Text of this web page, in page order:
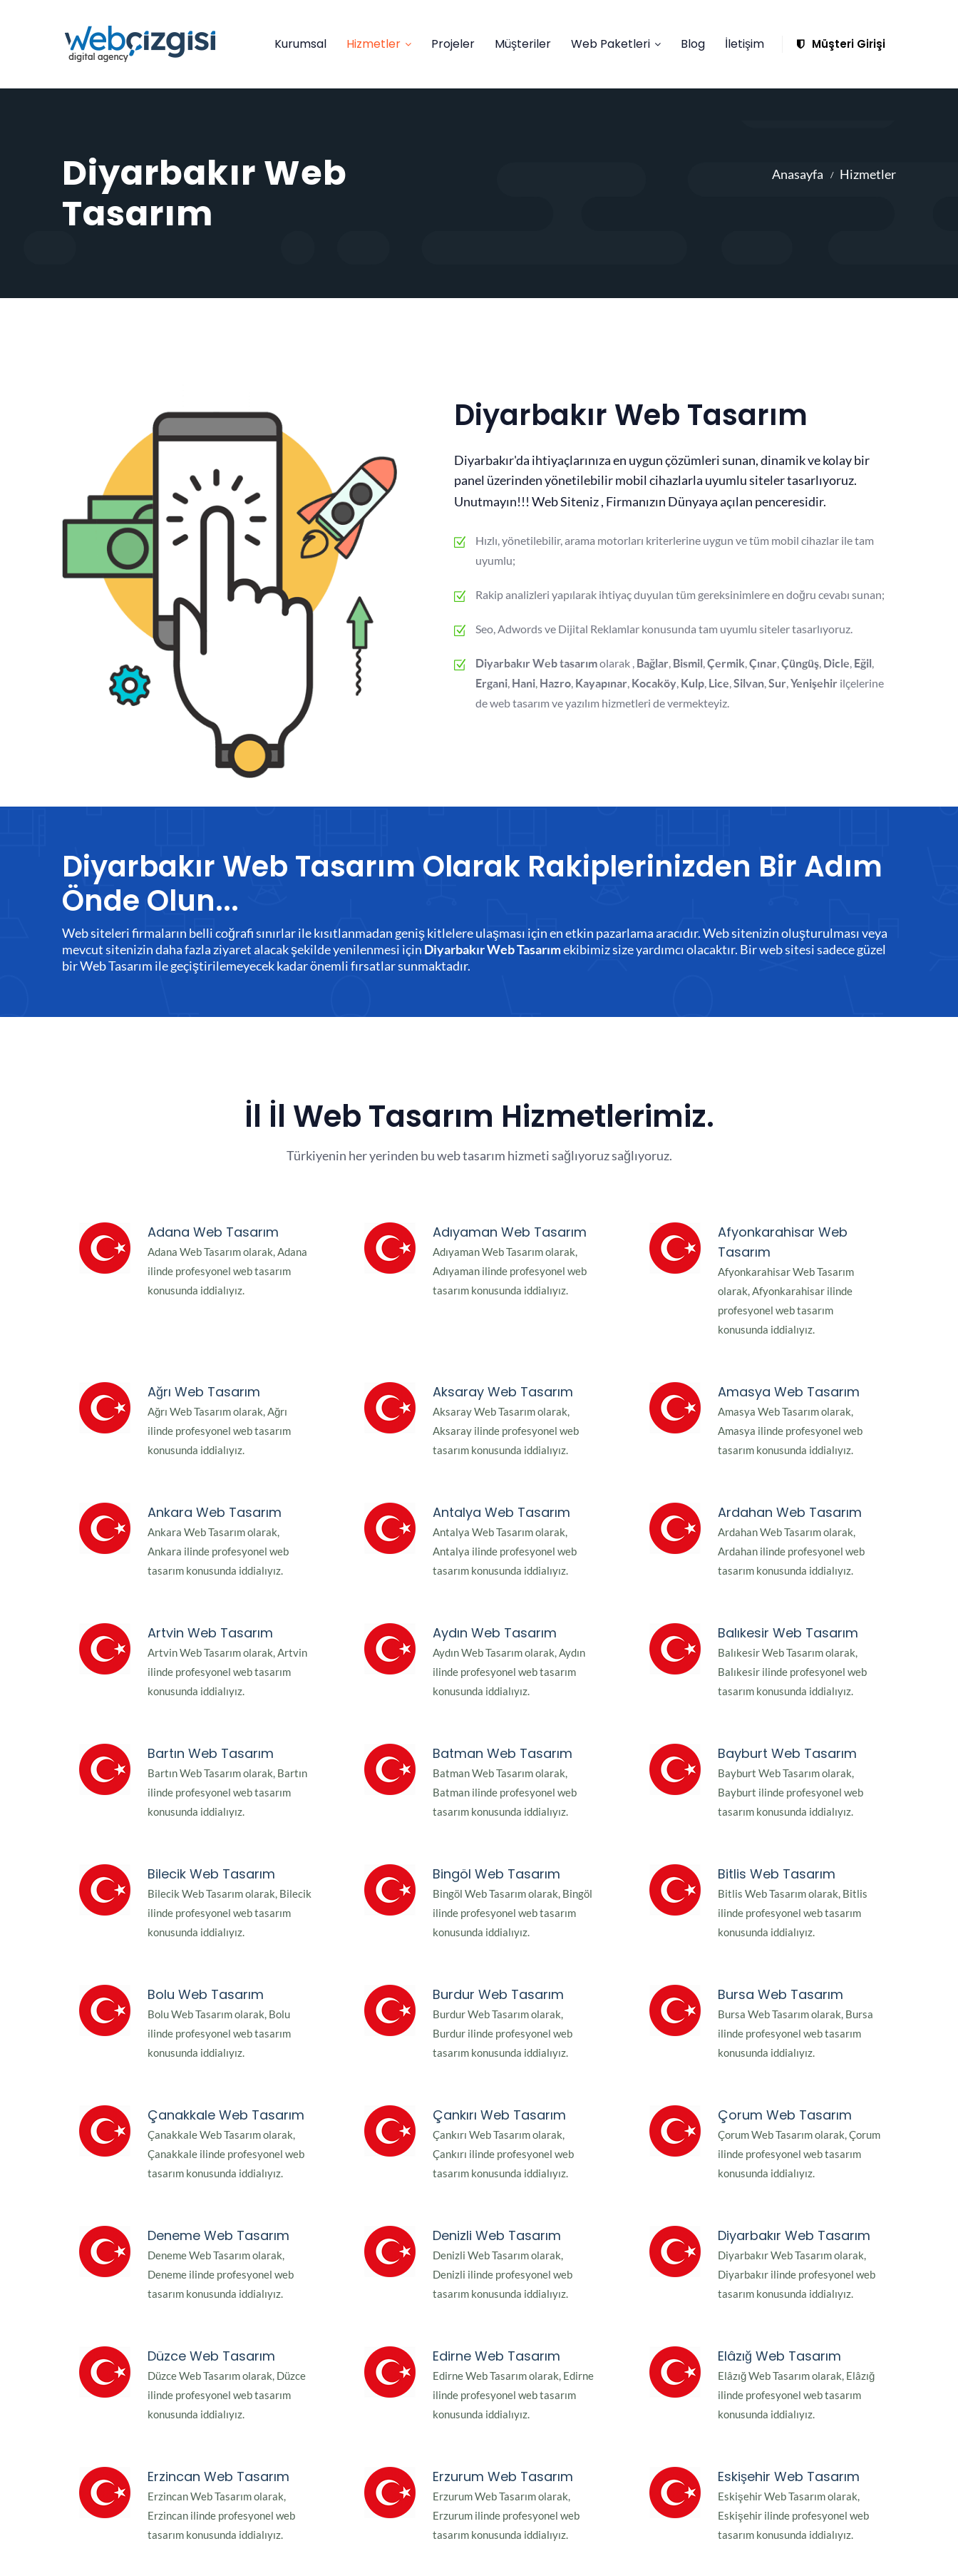
Kurumsal Hizmetler Projeler Müşteriler Web Paketleri Blog İletişim Müşteri Girişi
Diyarbakır Web
Tasarım
Anasayfa Hizmetler
Diyarbakır Web Tasarım
Diyarbakır'da ihtiyaçlarınıza en uygun çözümleri sunan, dinamik ve kolay bir
panel üzerinden yönetilebilir mobil cihazlarla uyumlu siteler tasarlıyoruz.
Unutmayın!!! Web Siteniz , Firmanızın Dünyaya açılan penceresidir.
Hızlı, yönetilebilir, arama motorları kriterlerine uygun ve tüm mobil cihazlar ile tam
uyumlu;
Rakip analizleri yapılarak ihtiyaç duyulan tüm gereksinimlere en doğru cevabı sunan;
Seo, Adwords ve Dijital Reklamlar konusunda tam uyumlu siteler tasarlıyoruz.
Diyarbakır Web tasarımolarak , Bağlar, Bismil,Çermik,Çınar,Çüngüş, Dicle, Eğil,
Ergani, Hani, Hazro, Kayapınar, Kocaköy, Kulp, Lice,Silvan,Sur,Yenişehir ilçelerine
de web tasarım ve yazılım hizmetleri de vermekteyiz.
Diyarbakır Web Tasarım Olarak Rakiplerinizden Bir Adım
Önde Olun...
Web siteleri firmaların belli coğrafi sınırlar ile kısıtlanmadan geniş kitlelere ulaşması için en etkin pazarlama aracıdır. Web sitenizin oluşturulması veya
mevcut sitenizin daha fazla ziyaret alacak şekilde yenilenmesi için Diyarbakır Web Tasarımekibimiz size yardımcı olacaktır. Bir web sitesi sadece güzel
bir Web Tasarım ile geçiştirilemeyecek kadar önemli fırsatlar sunmaktadır.
İl İl Web Tasarım Hizmetlerimiz.
Türkiyenin her yerinden bu web tasarım hizmeti sağlıyoruz sağlıyoruz.
Adana Web Tasarım
Adana Web Tasarım olarak, Adana
ilinde profesyonel web tasarım
konusunda iddialıyız.
Adıyaman Web Tasarım
Adıyaman Web Tasarım olarak,
Adıyaman ilinde profesyonel web
tasarım konusunda iddialıyız.
Afyonkarahisar Web
Tasarım
Afyonkarahisar Web Tasarım
olarak, Afyonkarahisar ilinde
profesyonel web tasarım
konusunda iddialıyız.
Ağrı Web Tasarım
Ağrı Web Tasarım olarak, Ağrı
ilinde profesyonel web tasarım
konusunda iddialıyız.
Aksaray Web Tasarım
Aksaray Web Tasarım olarak,
Aksaray ilinde profesyonel web
tasarım konusunda iddialıyız.
Amasya Web Tasarım
Amasya Web Tasarım olarak,
Amasya ilinde profesyonel web
tasarım konusunda iddialıyız.
Ankara Web Tasarım
Ankara Web Tasarım olarak,
Ankara ilinde profesyonel web
tasarım konusunda iddialıyız.
Antalya Web Tasarım
Antalya Web Tasarım olarak,
Antalya ilinde profesyonel web
tasarım konusunda iddialıyız.
Ardahan Web Tasarım
Ardahan Web Tasarım olarak,
Ardahan ilinde profesyonel web
tasarım konusunda iddialıyız.
Artvin Web Tasarım
Artvin Web Tasarım olarak, Artvin
ilinde profesyonel web tasarım
konusunda iddialıyız.
Aydın Web Tasarım
Aydın Web Tasarım olarak, Aydın
ilinde profesyonel web tasarım
konusunda iddialıyız.
Balıkesir Web Tasarım
Balıkesir Web Tasarım olarak,
Balıkesir ilinde profesyonel web
tasarım konusunda iddialıyız.
Bartın Web Tasarım
Bartın Web Tasarım olarak, Bartın
ilinde profesyonel web tasarım
konusunda iddialıyız.
Batman Web Tasarım
Batman Web Tasarım olarak,
Batman ilinde profesyonel web
tasarım konusunda iddialıyız.
Bayburt Web Tasarım
Bayburt Web Tasarım olarak,
Bayburt ilinde profesyonel web
tasarım konusunda iddialıyız.
Bilecik Web Tasarım
Bilecik Web Tasarım olarak, Bilecik
ilinde profesyonel web tasarım
konusunda iddialıyız.
Bingöl Web Tasarım
Bingöl Web Tasarım olarak, Bingöl
ilinde profesyonel web tasarım
konusunda iddialıyız.
Bitlis Web Tasarım
Bitlis Web Tasarım olarak, Bitlis
ilinde profesyonel web tasarım
konusunda iddialıyız.
Bolu Web Tasarım
Bolu Web Tasarım olarak, Bolu
ilinde profesyonel web tasarım
konusunda iddialıyız.
Burdur Web Tasarım
Burdur Web Tasarım olarak,
Burdur ilinde profesyonel web
tasarım konusunda iddialıyız.
Bursa Web Tasarım
Bursa Web Tasarım olarak, Bursa
ilinde profesyonel web tasarım
konusunda iddialıyız.
Çanakkale Web Tasarım
Çanakkale Web Tasarım olarak,
Çanakkale ilinde profesyonel web
tasarım konusunda iddialıyız.
Çankırı Web Tasarım
Çankırı Web Tasarım olarak,
Çankırı ilinde profesyonel web
tasarım konusunda iddialıyız.
Çorum Web Tasarım
Çorum Web Tasarım olarak, Çorum
ilinde profesyonel web tasarım
konusunda iddialıyız.
Deneme Web Tasarım
Deneme Web Tasarım olarak,
Deneme ilinde profesyonel web
tasarım konusunda iddialıyız.
Denizli Web Tasarım
Denizli Web Tasarım olarak,
Denizli ilinde profesyonel web
tasarım konusunda iddialıyız.
Diyarbakır Web Tasarım
Diyarbakır Web Tasarım olarak,
Diyarbakır ilinde profesyonel web
tasarım konusunda iddialıyız.
Düzce Web Tasarım
Düzce Web Tasarım olarak, Düzce
ilinde profesyonel web tasarım
konusunda iddialıyız.
Edirne Web Tasarım
Edirne Web Tasarım olarak, Edirne
ilinde profesyonel web tasarım
konusunda iddialıyız.
Elâzığ Web Tasarım
Elâzığ Web Tasarım olarak, Elâzığ
ilinde profesyonel web tasarım
konusunda iddialıyız.
Erzincan Web Tasarım
Erzincan Web Tasarım olarak,
Erzincan ilinde profesyonel web
tasarım konusunda iddialıyız.
Erzurum Web Tasarım
Erzurum Web Tasarım olarak,
Erzurum ilinde profesyonel web
tasarım konusunda iddialıyız.
Eskişehir Web Tasarım
Eskişehir Web Tasarım olarak,
Eskişehir ilinde profesyonel web
tasarım konusunda iddialıyız.